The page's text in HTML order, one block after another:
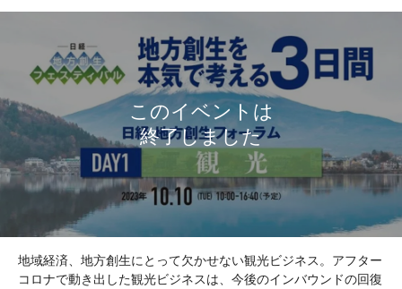
地域経済、地方創生にとって欠かせない観光ビジネス。アフター
コロナで動き出した観光ビジネスは、今後のインバウンドの回復